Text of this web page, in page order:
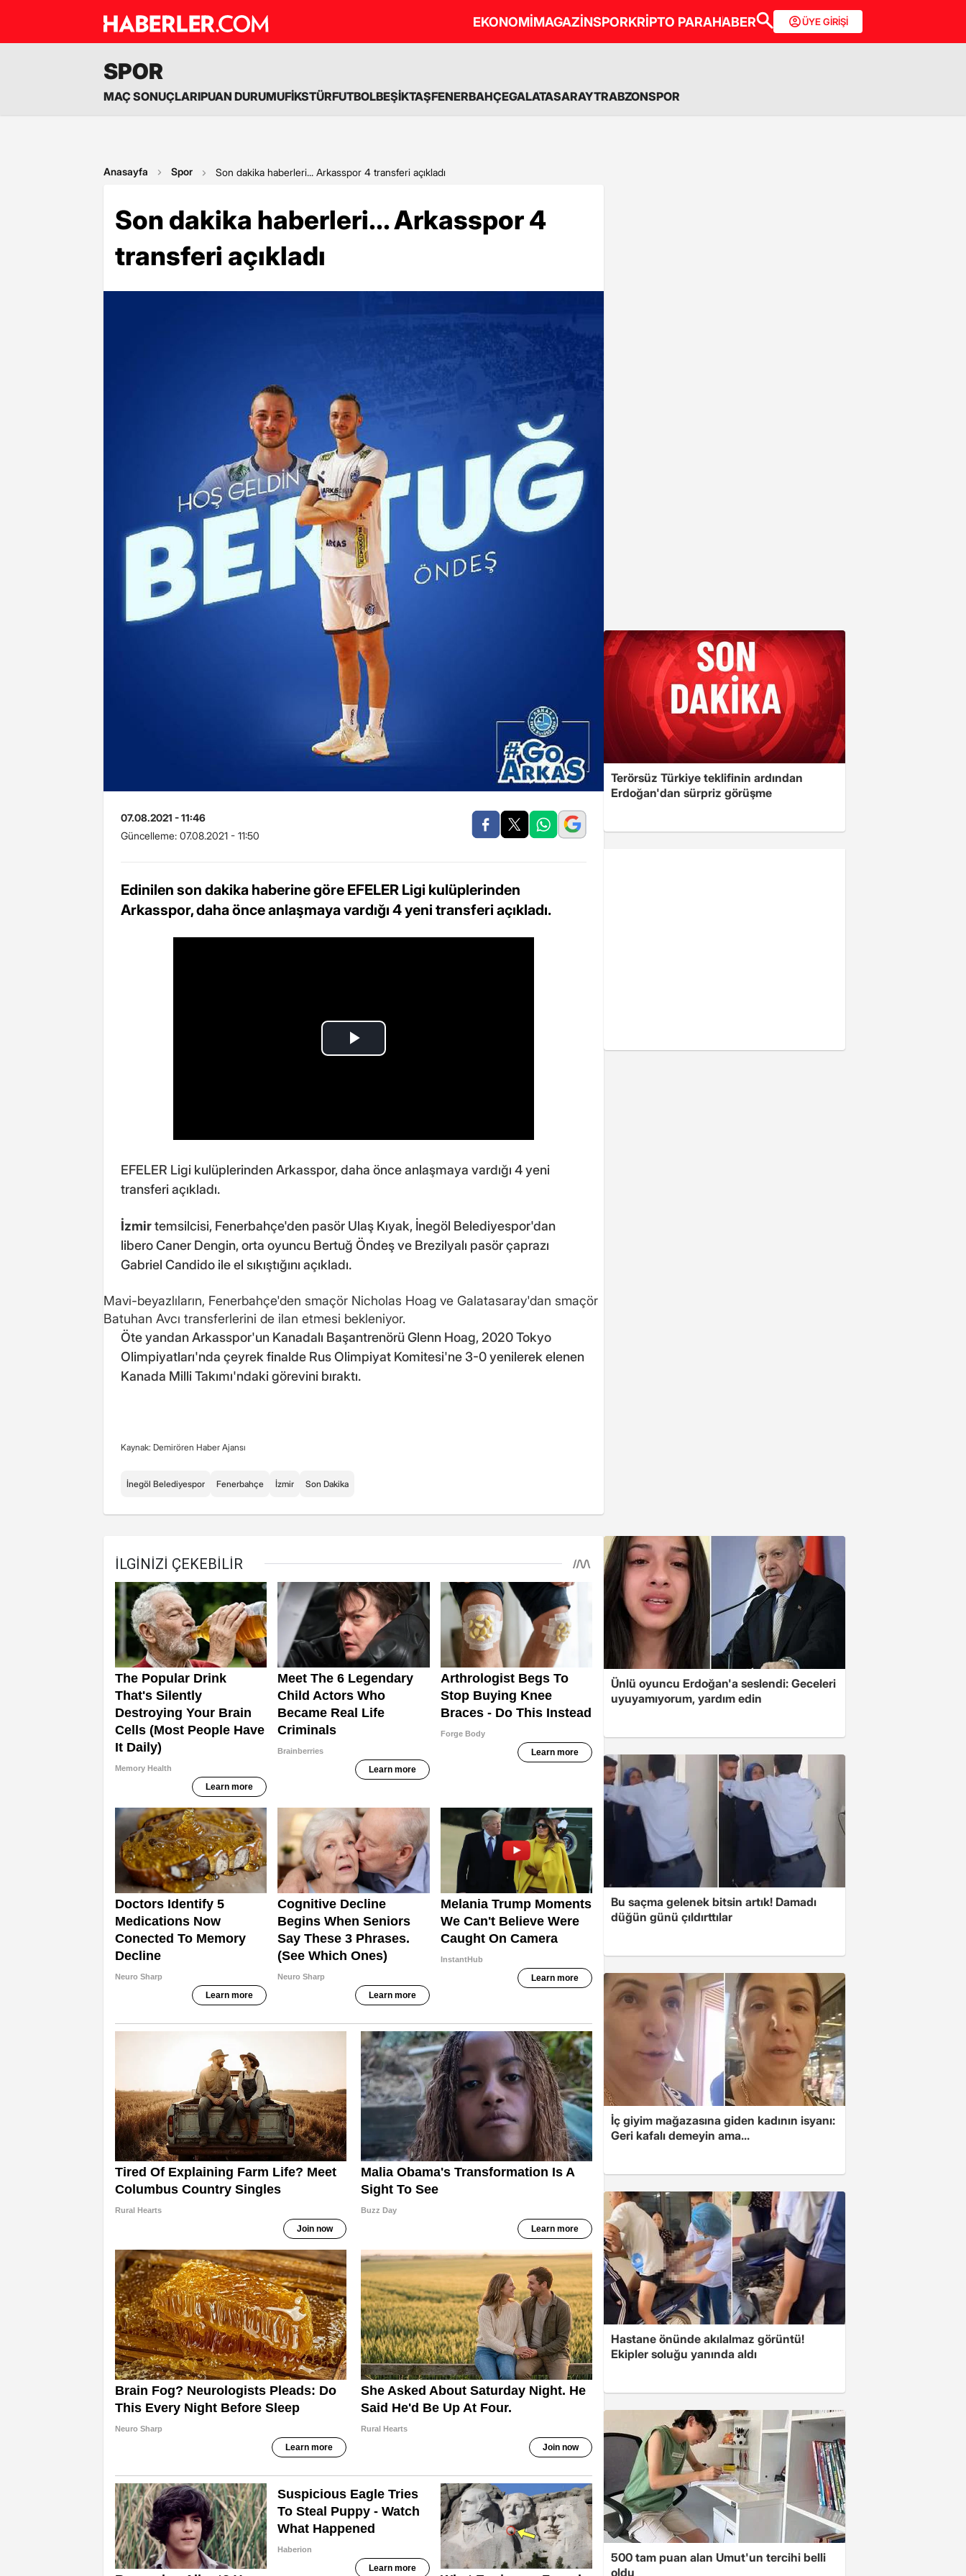
EKONOMİMAGAZİNSPORKRİPTO PARAHABER ÜYE GİRİŞİ
SPOR
MAÇ SONUÇLARIPUAN DURUMUFİKSTÜRFUTBOLBEŞİKTAŞFENERBAHÇEGALATASARAYTRABZONSPOR
Anasayfa Spor Son dakika haberleri... Arkasspor 4 transferi açıkladı
Son dakika haberleri... Arkasspor 4
transferi açıkladı
07.08.2021 - 11:46
Güncelleme: 07.08.2021 - 11:50
Edinilen son dakika haberine göre EFELER Ligi kulüplerinden
Arkasspor, daha önce anlaşmaya vardığı 4 yeni transferi açıkladı.
EFELER Ligi kulüplerinden Arkasspor, daha önce anlaşmaya vardığı 4 yeni
transferi açıkladı.
İzmirtemsilcisi, Fenerbahçe'den pasör Ulaş Kıyak, İnegöl Belediyespor'dan
libero Caner Dengin, orta oyuncu Bertuğ Öndeş ve Brezilyalı pasör çaprazı
Gabriel Candido ile el sıkıştığını açıkladı.
Mavi-beyazlıların, Fenerbahçe'den smaçör Nicholas Hoag ve Galatasaray'dan smaçör
Batuhan Avcı transferlerini de ilan etmesi bekleniyor.
Öte yandan Arkasspor'un Kanadalı Başantrenörü Glenn Hoag, 2020 Tokyo
Olimpiyatları'nda çeyrek finalde Rus Olimpiyat Komitesi'ne 3-0 yenilerek elenen
Kanada Milli Takımı'ndaki görevini bıraktı.
Kaynak: Demirören Haber Ajansı
İnegöl Belediyespor Fenerbahçe İzmir Son Dakika
Terörsüz Türkiye teklifinin ardından
Erdoğan'dan sürpriz görüşme
Ünlü oyuncu Erdoğan'a seslendi: Geceleri
uyuyamıyorum, yardım edin
Bu saçma gelenek bitsin artık! Damadı
düğün günü çıldırttılar
İç giyim mağazasına giden kadının isyanı:
Geri kafalı demeyin ama...
Hastane önünde akılalmaz görüntü!
Ekipler soluğu yanında aldı
500 tam puan alan Umut'un tercihi belli
oldu